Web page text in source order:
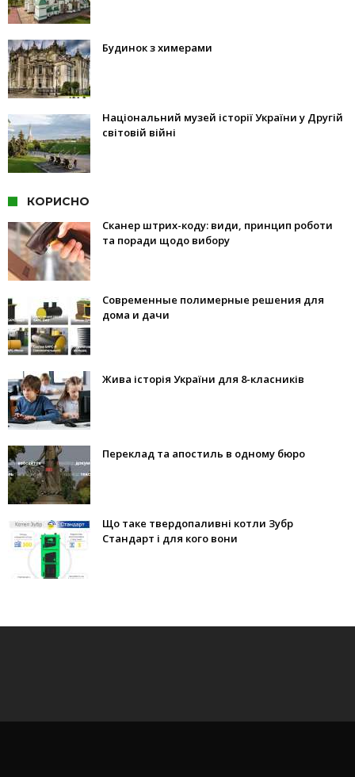
Будинок з химерами
Національний музей історії України у Другій
світовій війні
КОРИСНО
Сканер штрих-коду: види, принцип роботи
та поради щодо вибору
Современные полимерные решения для
дома и дачи
Жива історія України для 8-класників
Переклад та апостиль в одному бюро
Що таке твердопаливні котли Зубр
Стандарт і для кого вони